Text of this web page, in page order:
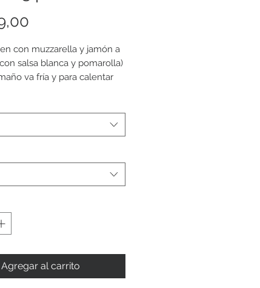
con muzzarella y jamón a
salsa blanca y pomarolla)
va fría y para calentar
Agregar al carrito